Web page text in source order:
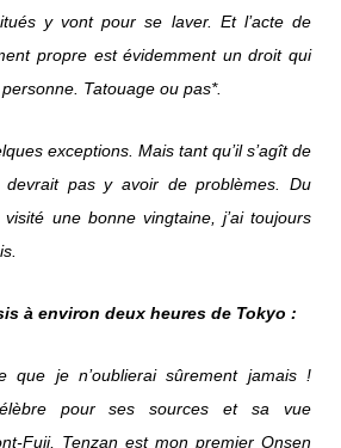
y vont pour se laver. Et l’acte de
propre est évidemment un droit qui
Tatouage ou pas*.
exceptions. Mais tant qu’il s’agît de
devrait pas y avoir de problèmes. Du
une bonne vingtaine, j’ai toujours
à environ deux heures de Tokyo :
que je n’oublierai sûrement jamais !
pour ses sources et sa vue
Fuji, Tenzan est mon premier Onsen